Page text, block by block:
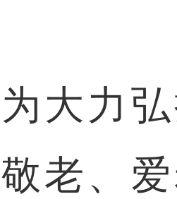
力弘
老、